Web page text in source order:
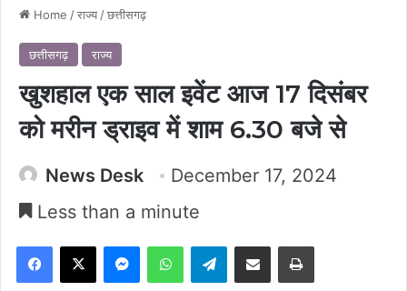
Home /राज्य /छत्तीसगढ़
छत्तीसगढ़ राज्य
खुशहाल एक साल इवेंट आज 17 दिसंबर
को मरीन ड्राइव में शाम 6.30 बजे से
News Desk
December 17, 2024
Less than a minute
Facebook
X MessengerWhatsAppTelegramShare via Email Print